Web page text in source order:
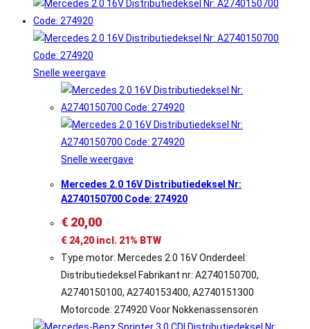
Snelle weergave
Snelle weergave
Mercedes 2.0 16V Distributiedeksel Nr:
A2740150700 Code: 274920
€ 20,00
€ 24,20 incl. 21% BTW
Type motor: Mercedes 2.0 16V Onderdeel:
Distributiedeksel Fabrikant nr: A2740150700,
A2740150100, A2740153400, A2740151300
Motorcode: 274920 Voor Nokkenassensoren